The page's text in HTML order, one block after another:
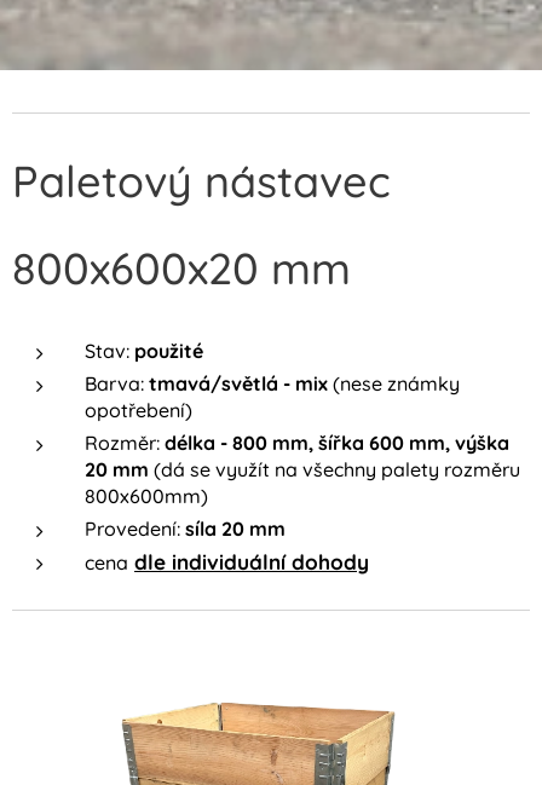
Paletový nástavec
800x600x20 mm
Stav: použité
Barva: tmavá/světlá - mix (nese známky
opotřebení)
Rozměr: délka - 800 mm, šířka 600 mm, výška
20 mm (dá se využít na všechny palety rozměru
800x600mm)
Provedení: síla 20 mm
cena dle individuální dohody